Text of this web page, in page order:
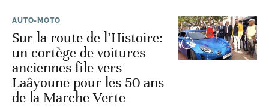
AUTO-MOTO
Sur la route de l’Histoire:
un cortège de voitures
anciennes file vers
Laâyoune pour les 50 ans
de la Marche Verte